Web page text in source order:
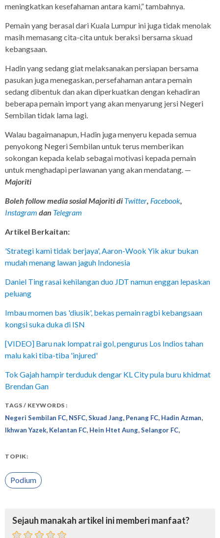
meningkatkan kesefahaman antara kami,” tambahnya.
Pemain yang berasal dari Kuala Lumpur ini juga tidak menolak
masih memasang cita-cita untuk beraksi bersama skuad
kebangsaan.
Hadin yang sedang giat melaksanakan persiapan bersama
pasukan juga menegaskan, persefahaman antara pemain
sedang dibentuk dan akan diperkuatkan dengan kehadiran
beberapa pemain import yang akan menyarung jersi Negeri
Sembilan tidak lama lagi.
Walau bagaimanapun, Hadin juga menyeru kepada semua
penyokong Negeri Sembilan untuk terus memberikan
sokongan kepada kelab sebagai motivasi kepada pemain
untuk menghadapi perlawanan yang akan mendatang. —
Majoriti
Boleh follow media sosial Majoriti di Twitter, Facebook,
Instagram dan Telegram
Artikel Berkaitan:
'Strategi kami tidak berjaya', Aaron-Wook Yik akur bukan
mudah menang lawan jaguh Indonesia
Daniel Ting rasai kehilangan duo JDT namun enggan lepaskan
peluang
Imbau momen bas 'diusik', bekas pemain ragbi kebangsaan
kongsi suka duka di ISN
[VIDEO] Baru nak lompat rai gol, pengurus Los Indios tahan
malu kaki tiba-tiba 'injured'
Tok Gajah hampir terduduk dengar KL City pula buru khidmat
Brendan Gan
TAGS / KEYWORDS :
Negeri Sembilan FC, NSFC,Skuad Jang, Penang FC, Hadin Azman,
Ikhwan Yazek, Kelantan FC, Hein Htet Aung,Selangor FC,
TOPIK:
Podium
Sejauh manakah artikel ini memberi manfaat?